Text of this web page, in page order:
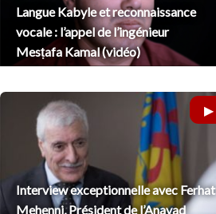
Langue Kabyle et reconnaissance
vocale : l’appel de l’ingénieur
Mesṭafa Kamal (vidéo)
Interview exceptionnelle avec Ferhat
Mehenni, Président de l’Anavad